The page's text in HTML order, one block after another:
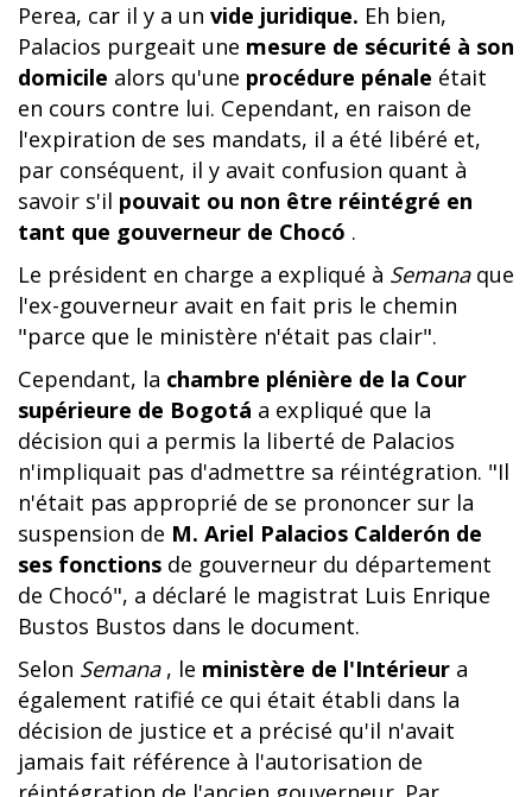
Perea, car il y a un vide juridique. Eh bien,
Palacios purgeait une mesure de sécurité à son
domicile alors qu'une procédure pénale était
en cours contre lui. Cependant, en raison de
l'expiration de ses mandats, il a été libéré et,
par conséquent, il y avait confusion quant à
savoir s'il pouvait ou non être réintégré en
tant que gouverneur de Chocó .
Le président en charge a expliqué à Semanaque
l'ex-gouverneur avait en fait pris le chemin
"parce que le ministère n'était pas clair".
Cependant, la chambre plénière de la Cour
supérieure de Bogotá a expliqué que la
décision qui a permis la liberté de Palacios
n'impliquait pas d'admettre sa réintégration. "Il
n'était pas approprié de se prononcer sur la
suspension de M. Ariel Palacios Calderón de
ses fonctions de gouverneur du département
de Chocó", a déclaré le magistrat Luis Enrique
Bustos Bustos dans le document.
Selon Semana, le ministère de l'Intérieur a
également ratifié ce qui était établi dans la
décision de justice et a précisé qu'il n'avait
jamais fait référence à l'autorisation de